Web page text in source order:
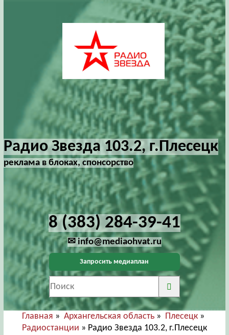
Радио Звезда 103.2, г.Плесецк
реклама в блоках, спонсорство
8 (383) 284-39-41
✉ info@mediaohvat.ru
Запросить медиаплан
Главная »Архангельская область » Плесецк »
Радиостанции » Радио Звезда 103.2, г.Плесецк